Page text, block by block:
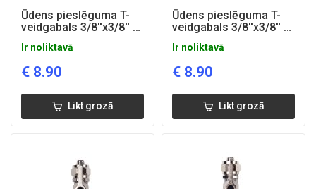
Ūdens pieslēguma T-
veidgabals 3/8''x3/8'' ar
Ir noliktavā
€ 8.90
Likt grozā
Ūdens pieslēguma T-
veidgabals 3/8''x3/8'' ar
Ir noliktavā
€ 8.90
Likt grozā